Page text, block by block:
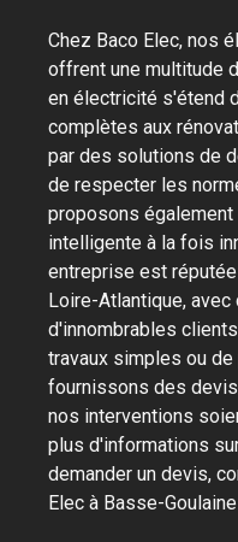
Chez Baco Elec, nos
offrent une multitude
en électricité s'étend
complètes aux
par des solutions de
de respecter les
proposons
intelligente à la fois
entreprise est
Loire-Atlantique,
d'innombrables
travaux simples ou
fournissons des
nos interventions
plus d'informations
demander un devis,
Elec à Basse-